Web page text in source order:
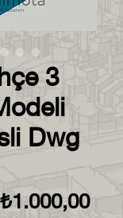
3
Dwg
₺1.000,00